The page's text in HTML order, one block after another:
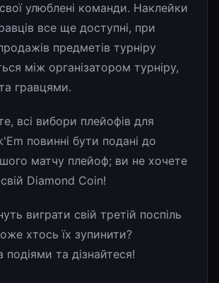
улюблені команди. Наклейки
все ще доступні, при
предметів турніру
між організатором турніру,
гравцями.
всі вибори плейофів для
повинні бути подані до
матчу плейоф; ви не хочете
Diamond Coin!
виграти свій третій поспіль
хтось їх зупинити?
подіями та дізнайтеся!